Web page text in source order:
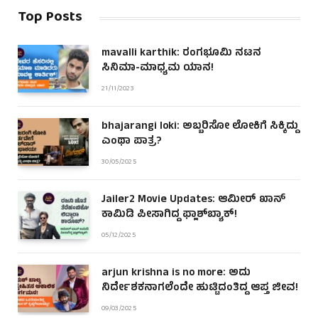
Top Posts
mavalli karthik: ರಂಗಭೂಮಿ ನಟನ
ಸಿನಿಮಾ-ಮಾಧ್ಯಮ ಯಾನ!
21/11/2023
bhajarangi loki: ಅಬ್ಬರಿಸೋ ಲೋಕಿಗೆ ಸಿಕ್ಕಿದ್ದು
ಎಂಥಾ ಪಾತ್ರ?
30/05/2025
Jailer2 Movie Updates: ಆಮೀರ್ ಖಾನ್
ಕಾಮಿಡಿ ಪೀಸಾಗಿದ್ದ ಫ್ಲಾಶ್‌ಬ್ಯಾಕ್!
05/12/2025
arjun krishna is no more: ಅದು
ನಿರ್ದೇಶಕನಾಗಲೆಂದೇ ಹುಟ್ಟಿದಂತಿದ್ದ ಆಪ್ತ ಜೀವ!
09/03/2025